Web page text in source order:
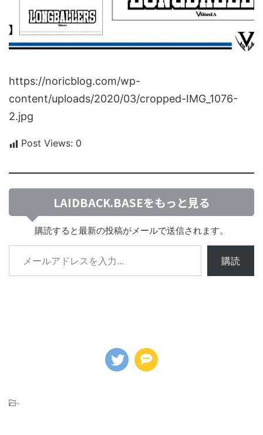
https://noricblog.com/wp-
content/uploads/2020/03/cropped-IMG_1076-
2.jpg
Post Views: 0
LAIDBACK.BASEをもっと見る
購読すると最新の投稿がメールで送信されます。
購読
-